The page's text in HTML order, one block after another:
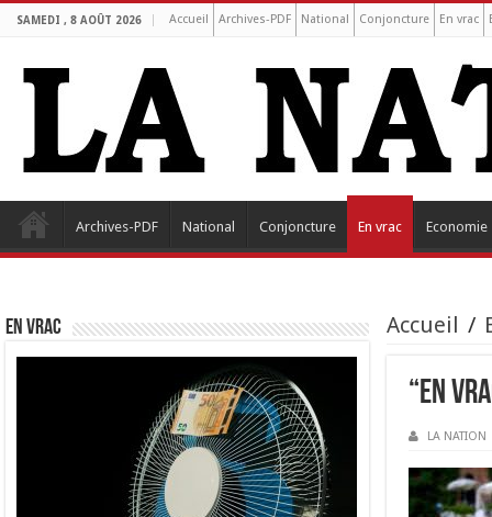
SAMEDI , 8 AOÛT 2026 Accueil Archives-PDF National Conjoncture En vrac
Archives-PDF National Conjoncture En vrac Economie
Accueil /
“En
LA NATION
EN VRAC